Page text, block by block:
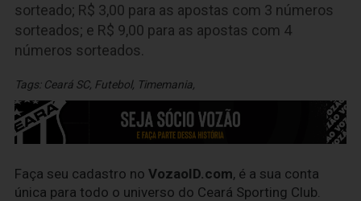
sorteado; R$ 3,00 para as apostas com 3 números
sorteados; e R$ 9,00 para as apostas com 4
números sorteados.
Tags: Ceará SC, Futebol, Timemania,
Faça seu cadastro no VozaoID.com, é a sua conta
única para todo o universo do Ceará Sporting Club.